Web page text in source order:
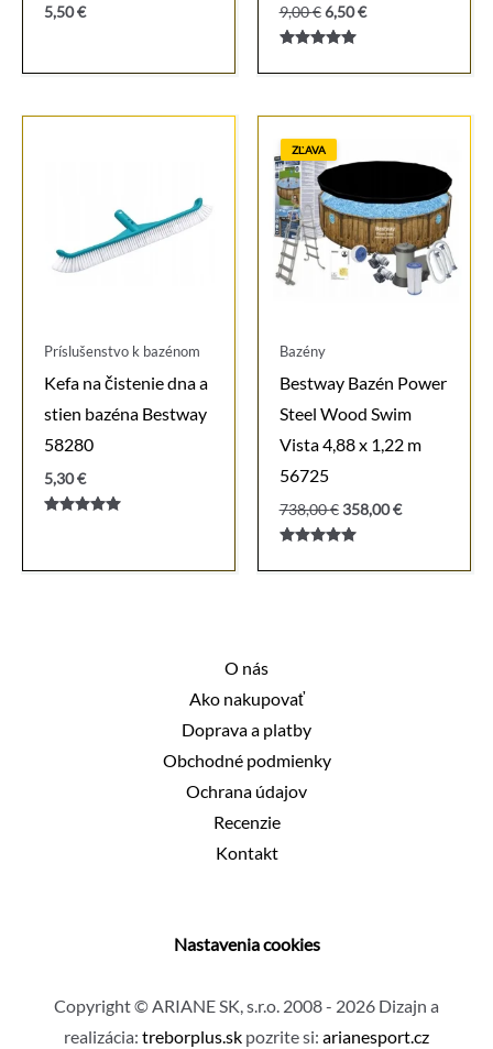
5,50€ 9,00€ Pôvodná
cena
bola:
9,00 €.
6,50€Aktuálna
6,50 €.
5.00
Príslušenstvo k bazénom
Kefa na čistenie dna a
stien bazéna Bestway
58280
5,30€
ZĽAVA
Bazény
Bestway Bazén Power
Steel Wood Swim
Vista 4,88 x 1,22 m
56725
738,00€ Pôvodná
cena
bola:
738,00 €.
358,00€Aktuálna
358,00 €.
5.00
O nás
Ako nakupovať
Doprava a platby
Obchodné podmienky
Ochrana údajov
Recenzie
Kontakt
Nastavenia cookies
Copyright © ARIANE SK, s.r.o. 2008 - 2026 Dizajn a
realizácia: treborplus.sk pozrite si: arianesport.cz